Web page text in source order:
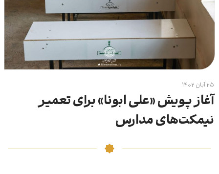
۲۵ آبان ۱۴۰۲
آغاز پویش «علی ابونا» برای تعمیر
نیمکت‌های مدارس